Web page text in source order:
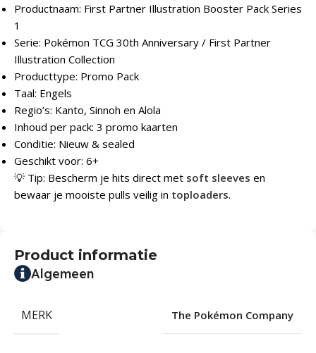
Productnaam: First Partner Illustration Booster Pack Series
1
Serie: Pokémon TCG 30th Anniversary / First Partner
Illustration Collection
Producttype: Promo Pack
Taal: Engels
Regio’s: Kanto, Sinnoh en Alola
Inhoud per pack: 3 promo kaarten
Conditie: Nieuw & sealed
Geschikt voor: 6+
💡 Tip: Bescherm je hits direct met soft sleeves en
bewaar je mooiste pulls veilig in toploaders.
Product informatie
Algemeen
MERK The Pokémon Company